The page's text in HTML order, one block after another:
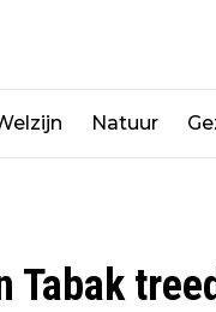
Natuur
Tabak